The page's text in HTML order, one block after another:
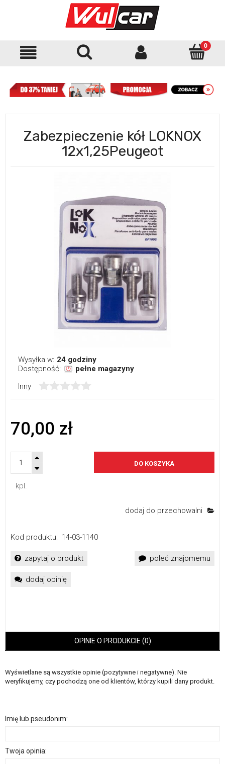
Zabezpieczenie kół LOKNOX
12x1,25Peugeot
Wysyłka w: 24 godziny
Dostępność:
pełne magazyny
Inny
70,00 zł
kpl.
DO KOSZYKA
dodaj do przechowalni
Kod produktu: 14-03-1140
zapytaj o produkt poleć znajomemu
dodaj opinię
OPINIE O PRODUKCIE (0)
Wyświetlane są wszystkie opinie (pozytywne i negatywne). Nie
weryfikujemy, czy pochodzą one od klientów, którzy kupili dany produkt.
Imię lub pseudonim:
Twoja opinia: